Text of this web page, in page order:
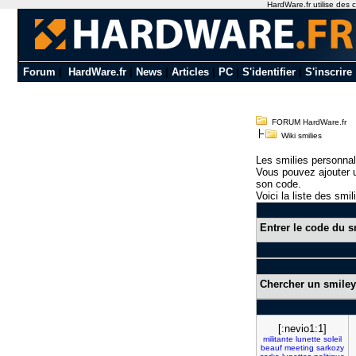
Forum HardWare.fr| News| Articles| PC| S'identifier| S'inscrire|
FORUM HardWare.fr
Wiki smilies
Les smilies
Vous pouvez ajouter
son code.
Voici la liste des
Entrer le code du
Chercher un
[:nevio1:1]
militante lunette soleil
beauf meeting sarkozy
HardWare.fr utilise des